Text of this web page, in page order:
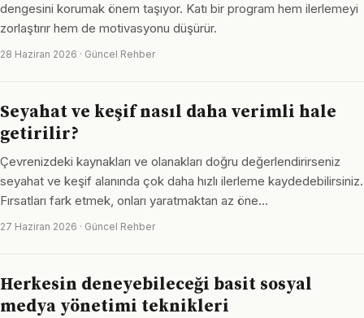
dengesini korumak önem taşıyor. Katı bir program hem ilerlemeyi
zorlaştırır hem de motivasyonu düşürür.
28 Haziran 2026 · Güncel Rehber
Seyahat ve keşif nasıl daha verimli hale
getirilir?
Çevrenizdeki kaynakları ve olanakları doğru değerlendirirseniz
seyahat ve keşif alanında çok daha hızlı ilerleme kaydedebilirsiniz.
Fırsatları fark etmek, onları yaratmaktan az öne…
27 Haziran 2026 · Güncel Rehber
Herkesin deneyebileceği basit sosyal
medya yönetimi teknikleri